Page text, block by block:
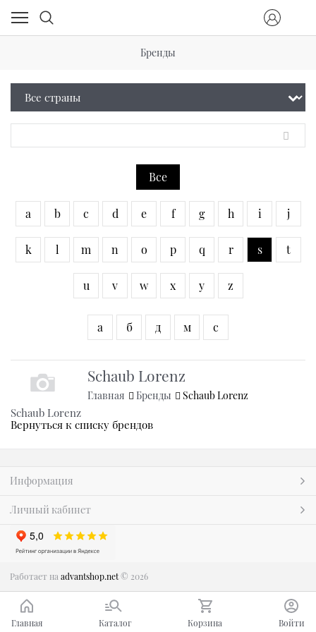
Бренды
Все
a b c d e f g h i j
k l m n o p q r s t
u v w x y z
а б д м с
Schaub Lorenz
Главная Бренды Schaub Lorenz
Schaub Lorenz
Вернуться к списку брендов
Информация
Личный кабинет
Работает на advantshop.net© 2026
Главная Каталог Корзина Войти